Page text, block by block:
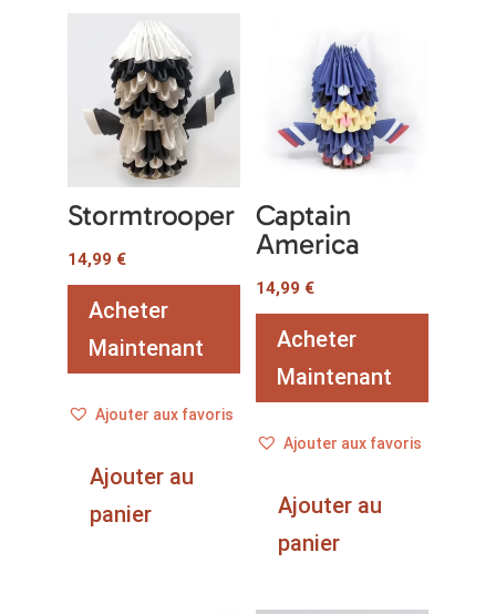
Stormtrooper
14,99 €
Acheter
Maintenant
Ajouter aux favoris
Ajouter au
panier
Captain
America
14,99 €
Acheter
Maintenant
Ajouter aux favoris
Ajouter au
panier